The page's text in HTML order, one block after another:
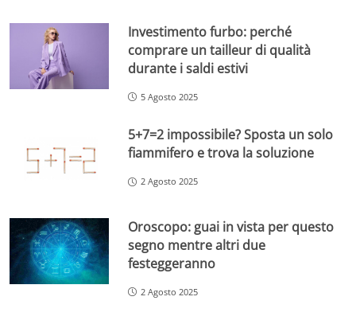
Investimento furbo: perché
comprare un tailleur di qualità
durante i saldi estivi
5 Agosto 2025
5+7=2 impossibile? Sposta un solo
fiammifero e trova la soluzione
2 Agosto 2025
Oroscopo: guai in vista per questo
segno mentre altri due
festeggeranno
2 Agosto 2025